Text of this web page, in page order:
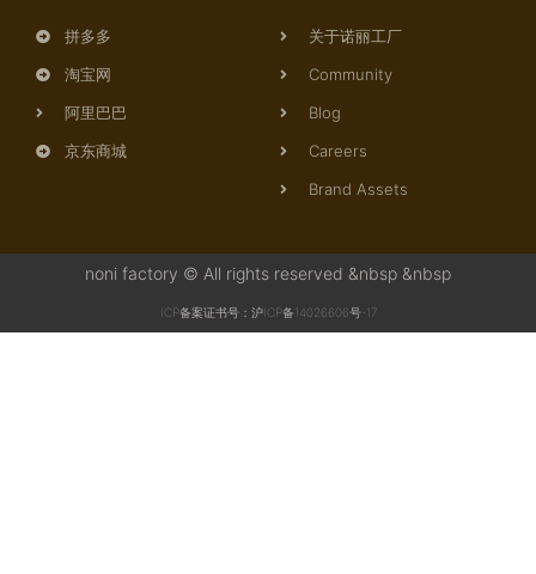
拼多多
淘宝网
阿里巴巴
京东商城
关于诺丽工厂
Community
Blog
Careers
Brand Assets
noni factory © All rights reserved &nbsp &nbsp
ICP备案证书号：沪ICP备14026606号-17